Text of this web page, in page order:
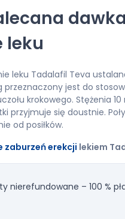
leku
leku Tadalafil Teva
przeznaczony jest do
krokowego. Stężenia
przyjmuje się doustnie.
od posiłków.
zaburzeń erekcji lekiem
nierefundowane – 100 %